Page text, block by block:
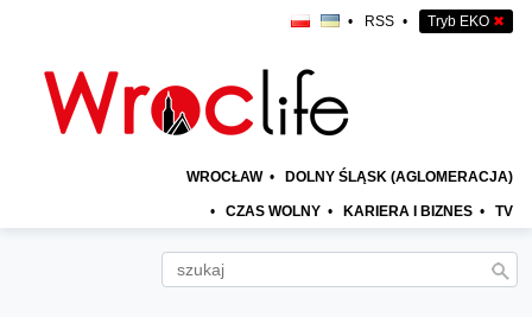
• RSS • Tryb EKO ✖
WROCŁAW • DOLNY ŚLĄSK (AGLOMERACJA)
• CZAS WOLNY • KARIERA I BIZNES • TV